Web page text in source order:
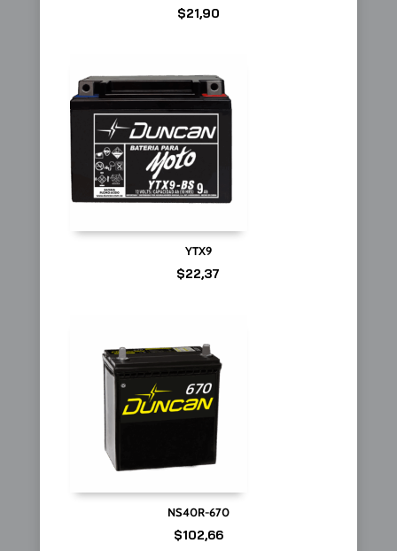
$21,90
YTX9
$22,37
NS40R-670
$102,66